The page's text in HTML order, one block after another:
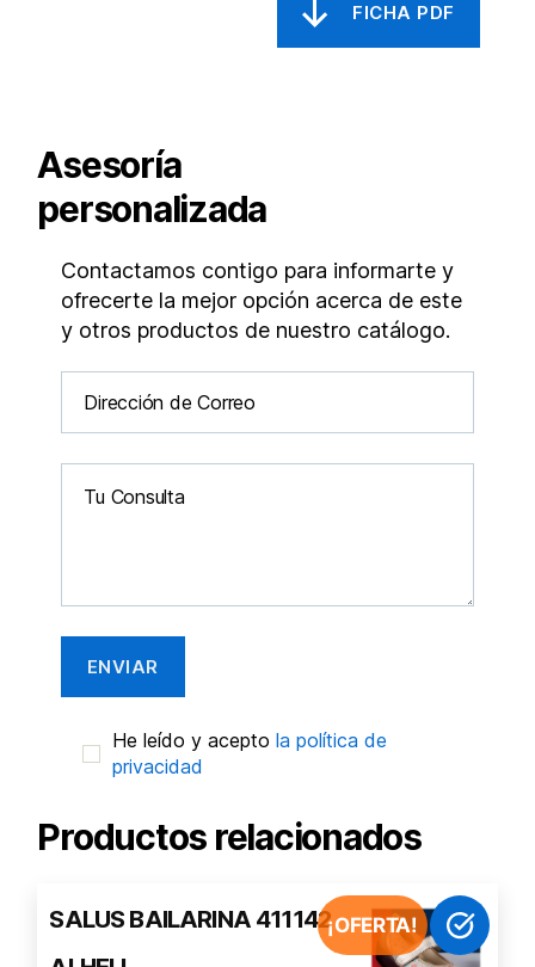
Asesoría
personalizada
Contactamos contigo para informarte y
ofrecerte la mejor opción acerca de este
y otros productos de nuestro catálogo.
He leído y aceptola política de
privacidad
Productos relacionados
¡OFERTA!
SALUS BAILARINA 411142
Este